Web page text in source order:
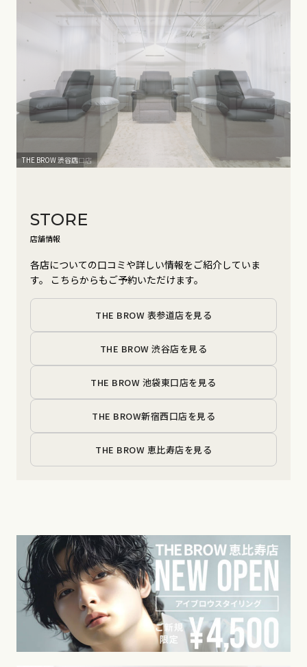
アイブロウの太さや濃さは個人の顔型によって変えるべきで
すか？
アイブロウのメンテナンス方法はどうしたら良いですか？
Q アイブロウの形状やカラーを選ぶ際に顔の特徴や肌のトーン
をどのように考慮すべきでしょうか？
THE BROW 新宿西口店
STORE
店舗情報
各店についての口コミや詳しい情報をご紹介していま
す。
こちらからもご予約いただけます。
THE BROW 表参道店を見る
THE BROW 渋谷店を見る
THE BROW 池袋東口店を見る
THE BROW新宿西口店を見る
THE BROW 恵比寿店を見る